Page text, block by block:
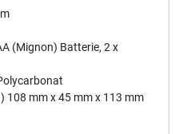
(Mignon) Batterie, 2 x
108 mm x 45 mm x 113 mm